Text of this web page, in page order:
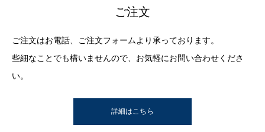
ご注文
ご注文はお電話、ご注文フォームより承っております。
些細なことでも構いませんので、お気軽にお問い合わせくださ
い。
詳細はこちら